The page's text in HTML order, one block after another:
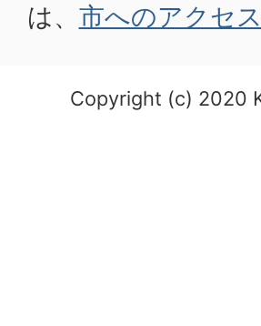
は、 市へのアクセ
Copyright (c) 2020